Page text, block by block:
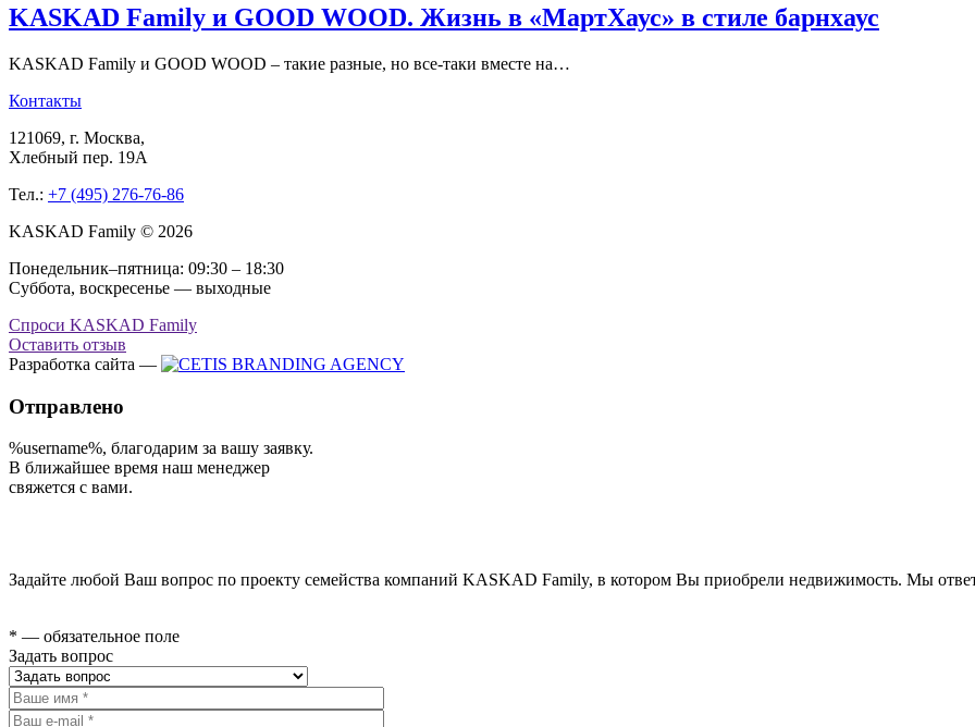
KASKAD Family и GOOD WOOD. Жизнь в «МартХаус» в стиле барнхаус
KASKAD Family и GOOD WOOD – такие разные, но все-таки вместе на…
Контакты
121069, г. Москва,
Хлебный пер. 19А
Тел.: +7 (495) 276-76-86
KASKAD Family © 2026
Понедельник–пятница: 09:30 – 18:30
Суббота, воскресенье — выходные
Спроси KASKAD Family
Оставить отзыв
Разработка сайта —
Отправлено
%username%, благодарим за вашу заявку.
В ближайшее время наш менеджер
свяжется с вами.
Задайте любой Ваш вопрос по проекту семейства компаний KASKAD Family, в котором Вы приобрели недвижимость. Мы
* — обязательное поле
Задать вопрос